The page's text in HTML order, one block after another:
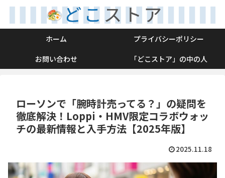
ホーム
プライバシーポリシー
お問い合わせ
「どこストア」の中の人
ローソンで「腕時計売ってる？」の疑問を
徹底解決！Loppi・HMV限定コラボウォッ
チの最新情報と入手方法【2025年版】
2025.11.18